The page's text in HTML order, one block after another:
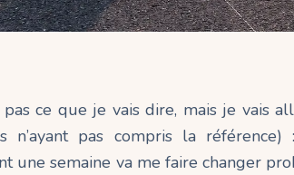
pas ce que je vais dire, mais je vais
n’ayant pas compris la
une semaine va me faire changer